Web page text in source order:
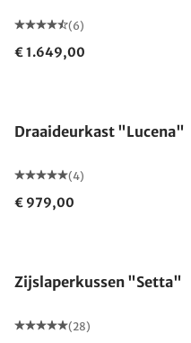
(6)
€ 1.649,00
Draaideurkast "Lucena"
(4)
€ 979,00
Zijslaperkussen "Setta"
(28)